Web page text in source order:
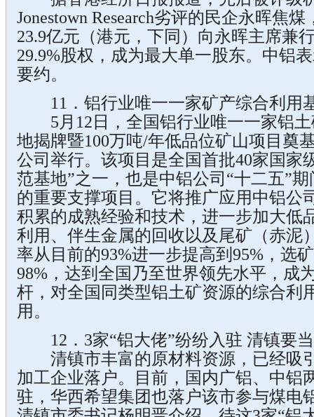
Jonestown Research劣评的民企永晖焦
23.9亿元（港元，下同）向永晖主席兼
29.9%股权，成为最大单一股东。中铝
要约。
11．铝行业唯一一家矿产综合利用
5月12日，全国铝行业唯一一家铝土
地揭牌暨100万吨/年低品位矿山项目奠
公司举行。该项目是全国首批40家国家
范基地”之一，也是中铝公司“十二五”
的重要支撑项目。它将推广应用中铝公
积累的成熟经验和技术，进一步加大低
利用、伴生金属的回收以及尾矿（赤泥
率从目前的93%进一步提高到95%，选
98%，达到全国乃至世界领先水平，成
杆，对全国同类型铝土矿资源的综合利
用。
12．3家“铝大佬”纷纷入驻 清镇要当
清镇市丰富的原材料资源，已经吸
加工企业落户。目前，国内广铝、中铝
驻，华西希望集团也落户该市参与煤电